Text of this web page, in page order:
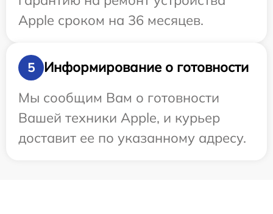
Apple сроком на 36 месяцев.
5
Информирование о готовности
Мы сообщим Вам о готовности
Вашей техники Apple, и курьер
доставит ее по указанному адресу.